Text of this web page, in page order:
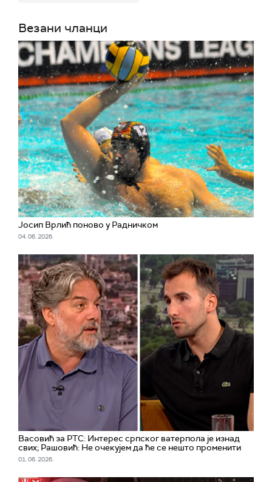
Везани чланци
Јосип Врлић поново у Радничком
04. 06. 2026.
Васовић за РТС: Интерес српског ватерпола је изнад
свих; Рашовић: Не очекујем да ће се нешто променити
01. 06. 2026.